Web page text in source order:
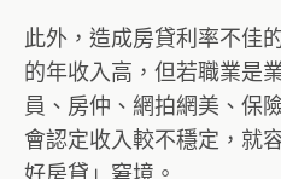
此外，造成房貸利率不佳
的年收入高，但若職業是
員、房仲、網拍網美、保
會認定收入較不穩定，就
好房貸」窘境。